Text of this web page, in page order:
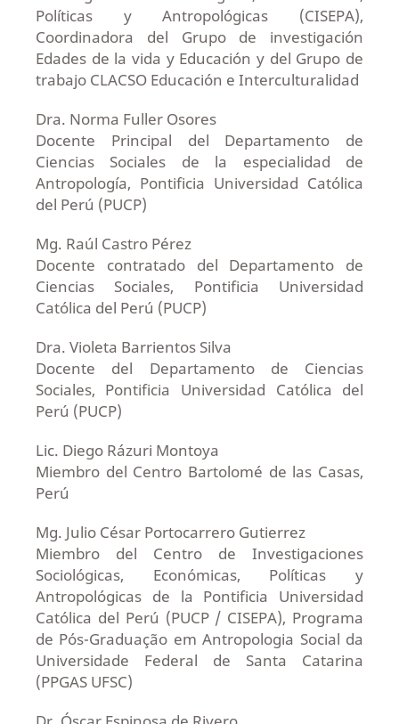
Políticas y Antropológicas (CISEPA),
Coordinadora del Grupo de investigación
Edades de la vida y Educación y del Grupo de
trabajo CLACSO Educación e Interculturalidad
Dra. Norma Fuller Osores
Docente Principal del Departamento de
Ciencias Sociales de la especialidad de
Antropología, Pontificia Universidad Católica
del Perú (PUCP)
Mg. Raúl Castro Pérez
Docente contratado del Departamento de
Ciencias Sociales, Pontificia Universidad
Católica del Perú (PUCP)
Dra. Violeta Barrientos Silva
Docente del Departamento de Ciencias
Sociales, Pontificia Universidad Católica del
Perú (PUCP)
Lic. Diego Rázuri Montoya
Miembro del Centro Bartolomé de las Casas,
Perú
Mg. Julio César Portocarrero Gutierrez
Miembro del Centro de Investigaciones
Sociológicas, Económicas, Políticas y
Antropológicas de la Pontificia Universidad
Católica del Perú (PUCP / CISEPA), Programa
de Pós-Graduação em Antropologia Social da
Universidade Federal de Santa Catarina
(PPGAS UFSC)